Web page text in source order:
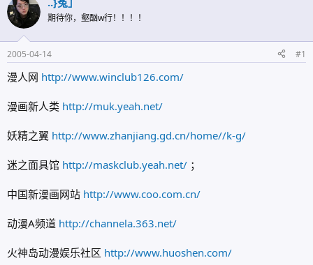
期待你，壑酗w行！！！！
2005-04-14 #1
漫人网 http://www.winclub126.com/
漫画新人类 http://muk.yeah.net/
妖精之翼 http://www.zhanjiang.gd.cn/home//k-g/
迷之面具馆 http://maskclub.yeah.net/ ；
中国新漫画网站 http://www.coo.com.cn/
动漫A频道 http://channela.363.net/
火神岛动漫娱乐社区 http://www.huoshen.com/